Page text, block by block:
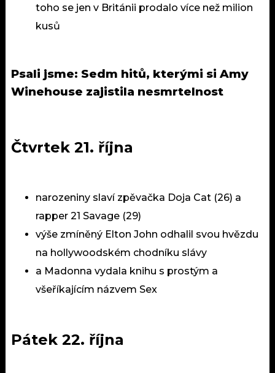
toho se jen v Británii prodalo více než milion
kusů
Psali jsme: Sedm hitů, kterými si Amy
Winehouse zajistila nesmrtelnost
Čtvrtek 21. října
narozeniny slaví zpěvačka Doja Cat (26) a
rapper 21 Savage (29)
výše zmíněný Elton John odhalil svou hvězdu
na hollywoodském chodníku slávy
a Madonna vydala knihu s prostým a
všeříkajícím názvem Sex
Pátek 22. října